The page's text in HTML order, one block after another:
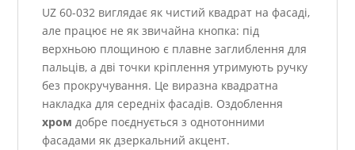
UZ 60-032 виглядає як чистий квадрат на фасаді,
але працює не як звичайна кнопка: під
верхньою площиною є плавне заглиблення для
пальців, а дві точки кріплення утримують ручку
без прокручування. Це виразна квадратна
накладка для середніх фасадів. Оздоблення
хром добре поєднується з однотонними
фасадами як дзеркальний акцент.